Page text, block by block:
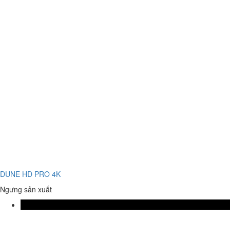
DUNE HD PRO 4K
Ngưng sản xuất